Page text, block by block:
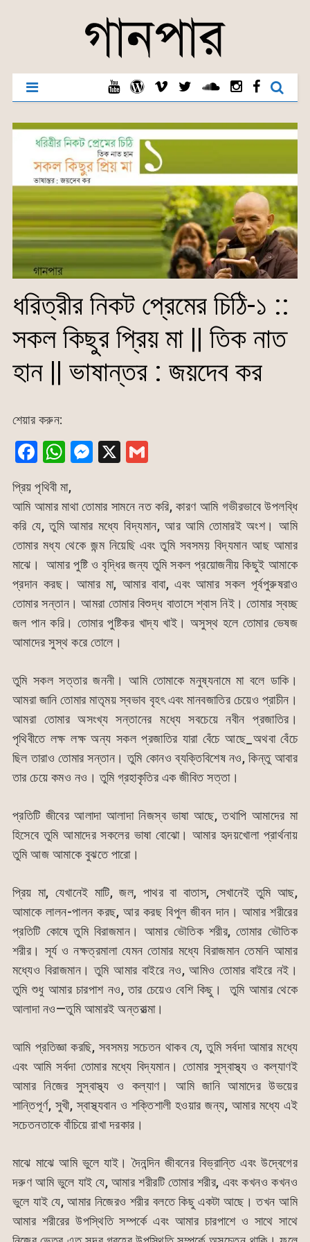
ধরিত্রীর নিকট প্রেমের চিঠি-১ ::
সকল কিছুর প্রিয় মা || তিক নাত
হান || ভাষান্তর : জয়দেব কর
শেয়ার করুন:
F
a
c
e
b
o
o
k
W
at
s
A
p
p
M
s
s
e
n
g
er
X G
ai
l
প্রিয় পৃথিবী মা,
আমি আমার মাথা তোমার সামনে নত করি, কারণ আমি গভীরভাবে উপলব্ধি
করি যে, তুমি আমার মধ্যে বিদ্যমান, আর আমি তোমারই অংশ। আমি
তোমার মধ্য থেকে জন্ম নিয়েছি এবং তুমি সবসময় বিদ্যমান আছ আমার
মাঝে। আমার পুষ্টি ও বৃদ্ধির জন্য তুমি সকল প্রয়োজনীয় কিছুই আমাকে
প্রদান করছ। আমার মা, আমার বাবা, এবং আমার সকল পূর্বপুরুষরাও
তোমার সন্তান। আমরা তোমার বিশুদ্ধ বাতাসে শ্বাস নিই। তোমার স্বচ্ছ
জল পান করি। তোমার পুষ্টিকর খাদ্য খাই। অসুস্থ হলে তোমার ভেষজ
আমাদের সুস্থ করে তোলে।
তুমি সকল সত্তার জননী। আমি তোমাকে মনুষ্যনামে মা বলে ডাকি।
আমরা জানি তোমার মাতৃময় স্বভাব বৃহৎ এবং মানবজাতির চেয়েও প্রাচীন।
আমরা তোমার অসংখ্য সন্তানের মধ্যে সবচেয়ে নবীন প্রজাতির।
পৃথিবীতে লক্ষ লক্ষ অন্য সকল প্রজাতির যারা বেঁচে আছে_অথবা বেঁচে
ছিল তারাও তোমার সন্তান। তুমি কোনও ব্যক্তিবিশেষ নও, কিন্তু আবার
তার চেয়ে কমও নও। তুমি গ্রহাকৃতির এক জীবিত সত্তা।
প্রতিটি জীবের আলাদা আলাদা নিজস্ব ভাষা আছে, তথাপি আমাদের মা
হিসেবে তুমি আমাদের সকলের ভাষা বোঝো। আমার হৃদয়খোলা প্রার্থনায়
তুমি আজ আমাকে বুঝতে পারো।
প্রিয় মা, যেখানেই মাটি, জল, পাথর বা বাতাস, সেখানেই তুমি আছ,
আমাকে লালন-পালন করছ, আর করছ বিপুল জীবন দান। আমার শরীরের
প্রতিটি কোষে তুমি বিরাজমান। আমার ভৌতিক শরীর, তোমার ভৌতিক
শরীর। সূর্য ও নক্ষত্রমালা যেমন তোমার মধ্যে বিরাজমান তেমনি আমার
মধ্যেও বিরাজমান। তুমি আমার বাইরে নও, আমিও তোমার বাইরে নই।
তুমি শুধু আমার চারপাশ নও, তার চেয়েও বেশি কিছু। তুমি আমার থেকে
আলাদা নও—তুমি আমারই অন্তরাত্মা।
আমি প্রতিজ্ঞা করছি, সবসময় সচেতন থাকব যে, তুমি সর্বদা আমার মধ্যে
এবং আমি সর্বদা তোমার মধ্যে বিদ্যমান। তোমার সুস্বাস্থ্য ও কল্যাণই
আমার নিজের সুস্বাস্থ্য ও কল্যাণ। আমি জানি আমাদের উভয়ের
শান্তিপূর্ণ, সুখী, স্বাস্থ্যবান ও শক্তিশালী হওয়ার জন্য, আমার মধ্যে এই
সচেতনতাকে বাঁচিয়ে রাখা দরকার।
মাঝে মাঝে আমি ভুলে যাই। দৈনন্দিন জীবনের বিভ্রান্তি এবং উদ্বেগের
দরুণ আমি ভুলে যাই যে, আমার শরীরটি তোমার শরীর, এবং কখনও কখনও
ভুলে যাই যে, আমার নিজেরও শরীর বলতে কিছু একটা আছে। তখন আমি
আমার শরীরের উপস্থিতি সম্পর্কে এবং আমার চারপাশে ও সাথে সাথে